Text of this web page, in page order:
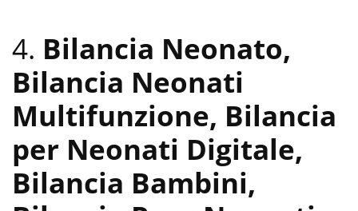
4. Bilancia Neonato,
Bilancia Neonati
Multifunzione, Bilancia
per Neonati Digitale,
Bilancia Bambini,